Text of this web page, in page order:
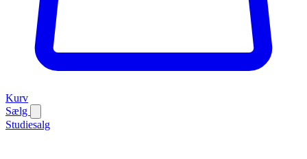
Kurv
Sælg
Studiesalg